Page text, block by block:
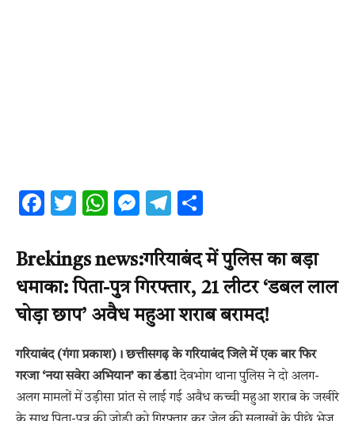
Facebook
Twitter
WhatsApp
Messenger
Telegram
Brekings news:गरियाबंद में पुलिस का बड़ा
धमाका: पिता-पुत्र गिरफ्तार, 21 लीटर ‘डबल लाल
घोड़ा छाप’ अवैध महुआ शराब बरामद!
गरियाबंद (गंगा प्रकाश)। छत्तीसगढ़ के गरियाबंद जिले में एक बार फिर
गरजा ‘नया सवेरा अभियान’ का डंडा!देवभोग थाना पुलिस ने दो अलग-
अलग मामलों में उड़ीसा प्रांत से लाई गई अवैध कच्ची महुआ शराब के जखीरे